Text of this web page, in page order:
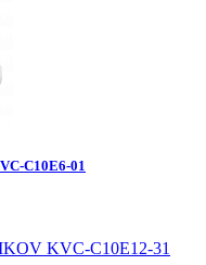
C10E6-01